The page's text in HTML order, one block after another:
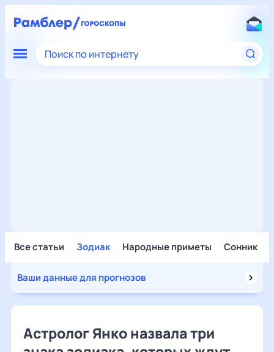
Поиск по интернету
Все статьи Зодиак Народные приметы Сонник
Ваши данные для прогнозов
Астролог Янко назвала три